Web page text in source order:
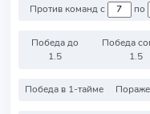
Против команд с по
Победа до
1.5
Победа
1.5
Победа в 1-тайме